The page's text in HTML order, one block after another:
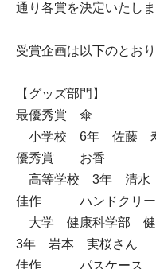
通り各賞を決定いたしま
受賞企画は以下のとおり
【グッズ部門】
最優秀賞 傘
小学校 6年 佐藤
優秀賞 お香
高等学校 3年 清水
佳作 ハンドクリー
大学 健康科学部 健
3年 岩本 実桜さん
佳作 パスケース